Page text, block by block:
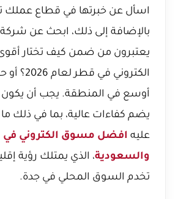
اسأل عن خبرتها في قطاع عملك
بالإضافة إلى ذلك، ابحث عن شركة
يعتبرون من ضمن كيف تختار
الكتروني في قطر لعام 2026؟
أو
أوسع في المنطقة. يجب أن
يضم كفاءات عالية، بما في ذلك
عليه افضل مسوق الكتروني
والسعودية، الذي يمتلك رؤية
تخدم السوق المحلي في جدة.